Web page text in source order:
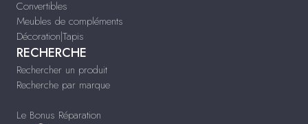
Convertibles
Meubles de compléments
Décoration|Tapis
RECHERCHE
Rechercher un produit
Recherche par marque
Le Bonus Réparation